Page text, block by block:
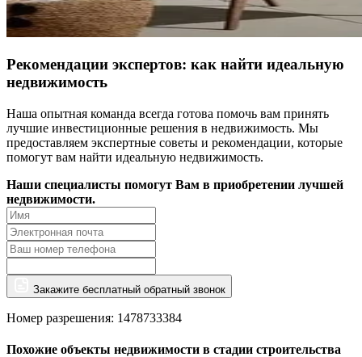
Рекомендации экспертов: как найти идеальную
недвижимость
Наша опытная команда всегда готова помочь вам принять
лучшие инвестиционные решения в недвижимость. Мы
предоставляем экспертные советы и рекомендации, которые
помогут вам найти идеальную недвижимость.
Наши специалисты помогут Вам в приобретении лучшей
недвижимости.
Закажите бесплатный обратный звонок
Номер разрешения: 1478733384
Похожие объекты недвижимости в стадии строительства